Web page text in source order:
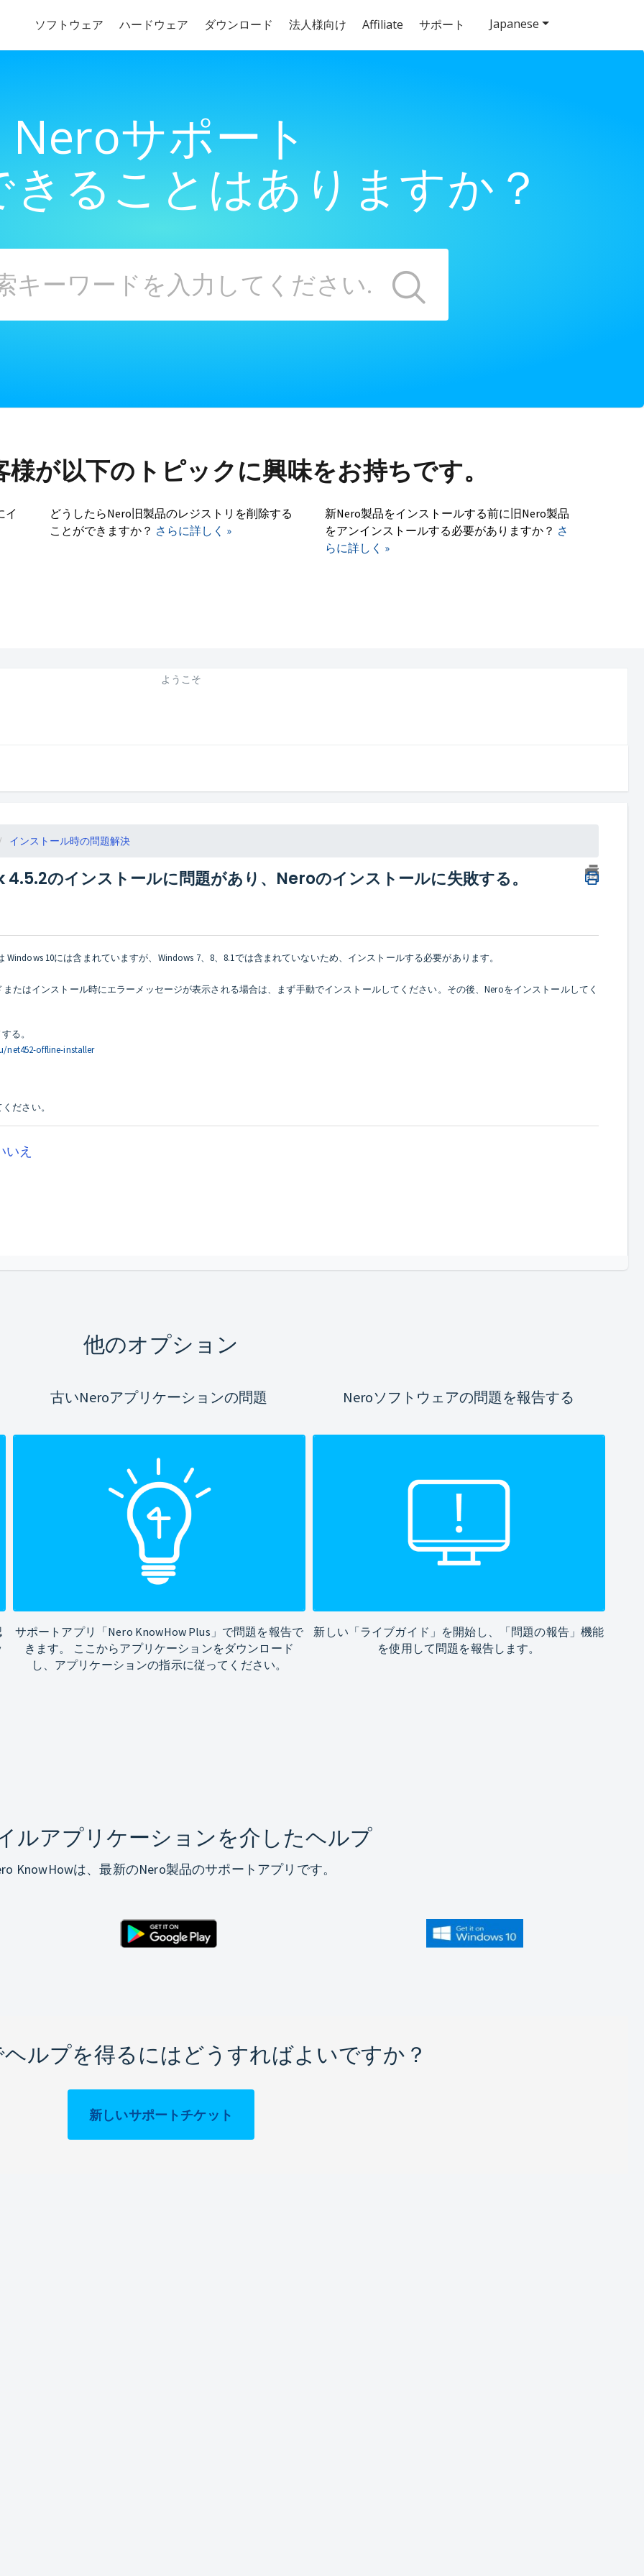
ソフトウェア ハードウェア ダウンロード 法人様向け Affiliate サポート
Neroサポート
ることはありますか？
が以下のトピックに興味をお持ちです。
イ
どうしたらNero旧製品のレジストリを削除する
ことができますか？ さらに詳しく »
新Nero製品をインストールする前に旧Nero製品
をアンインストールする必要がありますか？ さ
らに詳しく »
Japanese
ようこそ
インストール時の問題解決
のインストールに問題があり、Neroのインストールに失敗する。
10には含まれていますが、Windows 7、8、8.1では含まれていないため、インストールする必要があります。
たはインストール時にエラーメッセージが表示される場合は、まず手動でインストールしてください。その後、Neroをインストールしてく
る。
offline-installer
ださい。
いえ
他のオプション
古いNeroアプリケーションの問題
サポートアプリ「Nero KnowHow Plus」で問題を報告で
きます。 ここからアプリケーションをダウンロード
し、アプリケーションの指示に従ってください。
Neroソフトウェアの問題を報告する
新しい「ライブガイド」を開始し、「問題の報告」機能
を使用して問題を報告します。
ルアプリケーションを介したヘルプ
KnowHowは、最新のNero製品のサポートアプリです。
ルプを得るにはどうすればよいですか？
新しいサポートチケット